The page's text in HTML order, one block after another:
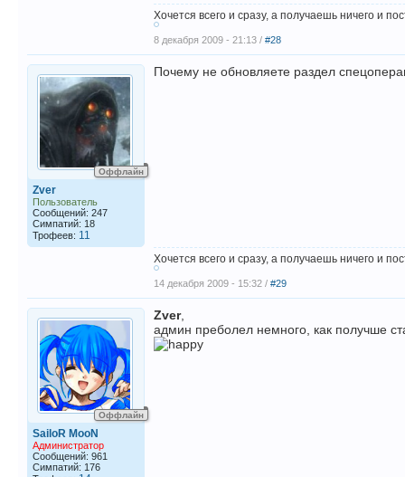
Хочется всего и сразу, а получаешь ничего и
8 декабря 2009 - 21:13 / #28
Оффлайн
Zver
Пользователь
Сообщений: 247
Симпатий: 18
Трофеев: 11
Почему не обновляете раздел
Хочется всего и сразу, а получаешь ничего и
14 декабря 2009 - 15:32 / #29
Оффлайн
SailoR MooN
Администратор
Сообщений: 961
Симпатий: 176
Zver,
админ преболел немного, как получше